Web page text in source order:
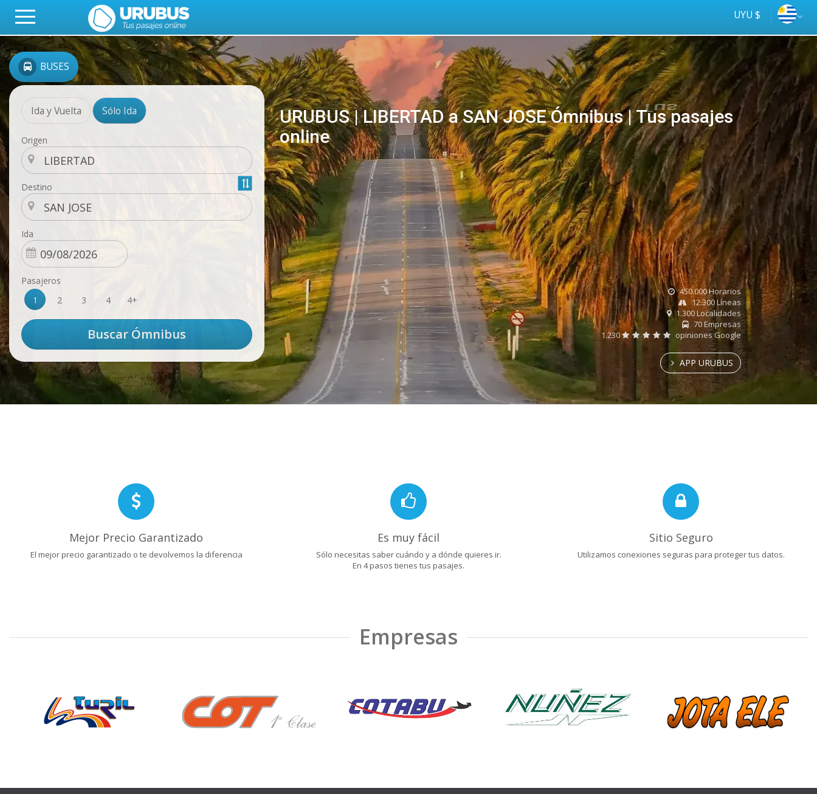
UYU $
BUSES
Ida y Vuelta Sólo Ida
Origen
Destino
Ida
Pasajeros
1
2 3 4 4+
URUBUS | LIBERTAD a SAN JOSE Ómnibus | Tus pasajes
online
online
Tus
ómnibus
450.000 Horarios
12.300 Líneas
1.300 Localidades
70 Empresas
1.230
opiniones Google
APP URUBUS
Mejor Precio Garantizado
El mejor precio garantizado o te devolvemos la diferencia
Es muy fácil
Sólo necesitas saber cuándo y a dónde quieres ir.
En 4 pasos tienes tus pasajes.
Sitio Seguro
Utilizamos conexiones seguras para proteger tus datos.
Empresas